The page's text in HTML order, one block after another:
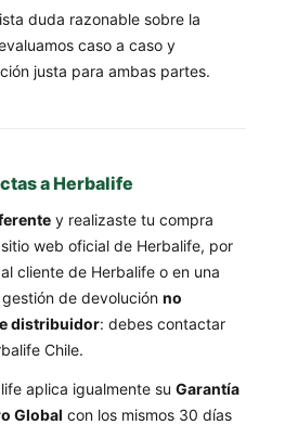
duda razonable sobre la
caso a caso y
justa para ambas partes.
a Herbalife
y realizaste tu compra
web oficial de Herbalife, por
cliente de Herbalife o en una
de devolución no
distribuidor: debes contactar
Chile.
aplica igualmente su Garantía
Global con los mismos 30 días